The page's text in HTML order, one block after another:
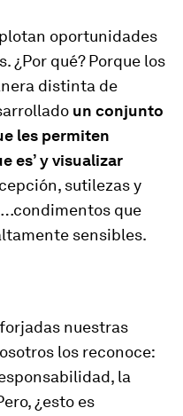
oportunidades
¿Por qué? Porque los
distinta de
un conjunto
les permiten
es’ y visualizar
sutilezas y
que
sensibles.
nuestras
los reconoce:
la
¿esto es